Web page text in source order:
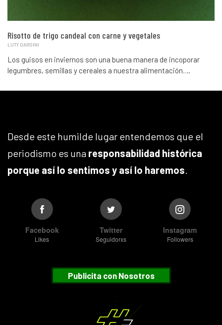
Risotto de trigo candeal con carne y vegetales
LUTY GARGINI
Los guisos en inviernos son una buena manera de incoporar
legumbres, semillas y cereales a nuestra alimentación.…
Desde este humilde lugar entendemos que el
periodismo es una responsabilidad histórica
porque así lo sentimos y así lo haremos.
Facebook
Likes
Twitter
Seguidorxs
Instagram
Followers
Publicita con Nosotros